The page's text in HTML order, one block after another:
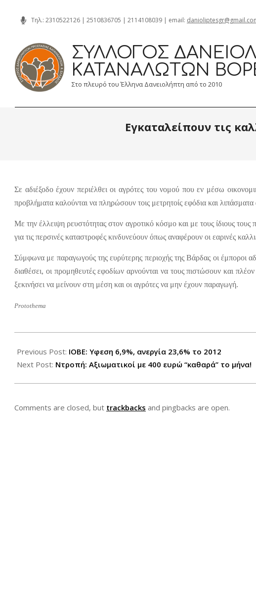
content
Τηλ.: 2310522126 | 2510836705 | 2114108039 | email:
ΣΎΛΛΟΓΟΣ
ΚΑΤΑΝΑΛΩΤΏΝ
Στο πλευρό του Έλληνα Δανειολήπτη από το 2010
Εγκαταλείπουν τις
Σε αδιέξοδο έχουν περιέλθει οι αγρότες του νομού που εν μέσω
προβλήματα καλούνται να πληρώσουν τοις μετρητοίς εφόδια και
Με την έλλειψη ρευστότητας στον αγροτικό κόσμο και με τους ίδιους
για τις περσινές καταστροφές κινδυνεύουν όπως αναφέρουν οι εαρινές
Σύμφωνα με παραγωγούς της ευρύτερης περιοχής της Βάρδας οι έμποροι
διαθέσει, οι προμηθευτές εφοδίων αρνούνται να τους πιστώσουν και
ξεκινήσει να μείνουν στη μέση και οι αγρότες να μην έχουν παραγωγή.
Protothema
07-
10
Previous Post: ΙΟΒΕ: Υφεση 6,9%, ανεργία 23,6% το 2012
Next Post: Ντροπή: Αξιωματικοί με 400 ευρώ “καθαρά” το μήνα!
Comments are closed, but trackbacks and pingbacks are open.